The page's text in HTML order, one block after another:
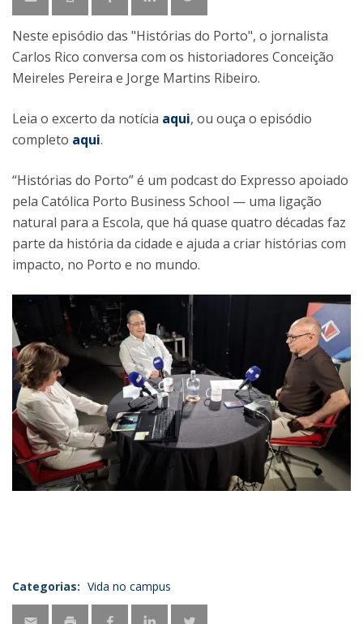
Neste episódio das "Histórias do Porto", o jornalista
Carlos Rico conversa com os historiadores Conceição
Meireles Pereira e Jorge Martins Ribeiro.
Leia o excerto da notícia aqui, ou ouça o episódio
completo aqui.
“Histórias do Porto” é um podcast do Expresso apoiado
pela Católica Porto Business School — uma ligação
natural para a Escola, que há quase quatro décadas faz
parte da história da cidade e ajuda a criar histórias com
impacto, no Porto e no mundo.
Categorias: Vida no campus